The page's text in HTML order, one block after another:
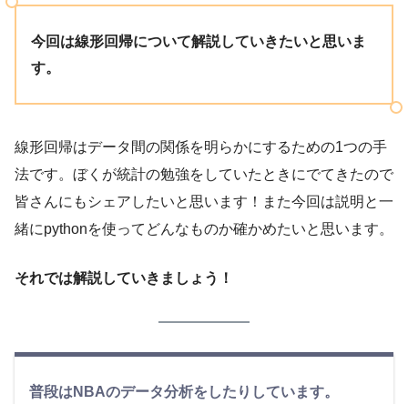
今回は線形回帰について解説していきたいと思いま
す。
線形回帰はデータ間の関係を明らかにするための1つの手
法です。ぼくが統計の勉強をしていたときにでてきたので
皆さんにもシェアしたいと思います！また今回は説明と一
緒にpythonを使ってどんなものか確かめたいと思います。
それでは解説していきましょう！
普段はNBAのデータ分析をしたりしています。